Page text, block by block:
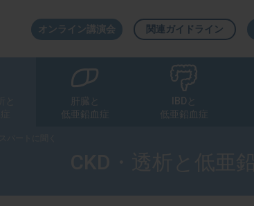
肝臓と
低亜鉛血症
IBDと
低亜鉛血症
関連ガイドライン
オンライン講演会